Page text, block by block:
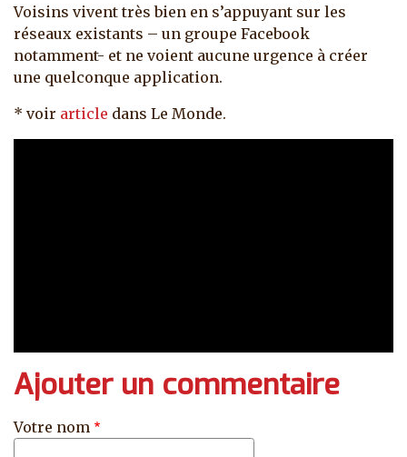
Voisins vivent très bien en s’appuyant sur les
réseaux existants – un groupe Facebook
notamment- et ne voient aucune urgence à créer
une quelconque application.
* voir article dans Le Monde.
Ajouter un commentaire
Votre nom